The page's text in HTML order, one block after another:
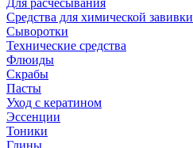
Для расчесывания
Средства для химической завивки
Сыворотки
Технические средства
Флюиды
Скрабы
Пасты
Уход с кератином
Эссенции
Тоники
Глины